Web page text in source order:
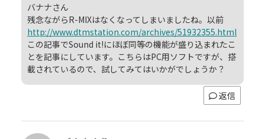
バナナさん
残念ながらR-MIXはなくなってしまいましたね。以前
http://www.dtmstation.com/archives/51932355.html
この記事でSound it!にほぼ同等の機能が盛り込まれたこ
とを記事にしています。こちらはPC用ソフトですが、搭
載されているので、試してみてはいかがでしょうか？
返信